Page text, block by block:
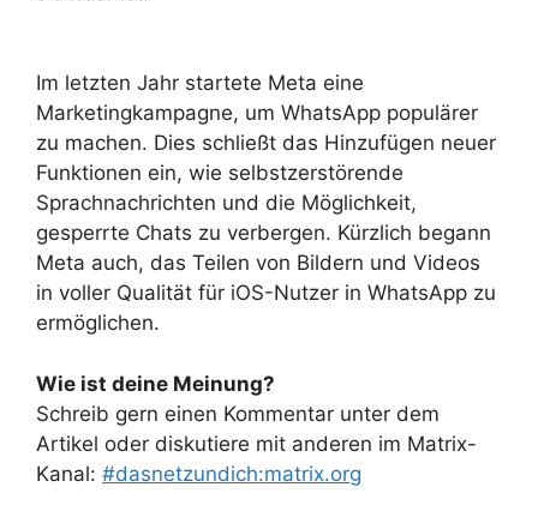
Im letzten Jahr startete Meta eine
Marketingkampagne, um WhatsApp populärer
zu machen. Dies schließt das Hinzufügen neuer
Funktionen ein, wie selbstzerstörende
Sprachnachrichten und die Möglichkeit,
gesperrte Chats zu verbergen. Kürzlich begann
Meta auch, das Teilen von Bildern und Videos
in voller Qualität für iOS-Nutzer in WhatsApp zu
ermöglichen.
Wie ist deine Meinung?
Schreib gern einen Kommentar unter dem
Artikel oder diskutiere mit anderen im Matrix-
Kanal: #dasnetzundich:matrix.org